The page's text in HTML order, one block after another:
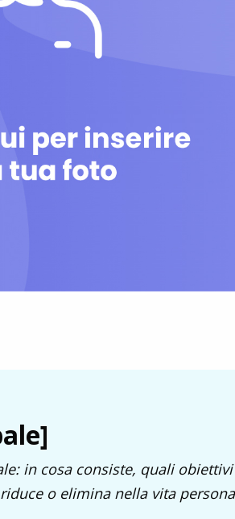
in cosa consiste, quali
o elimina nella vita